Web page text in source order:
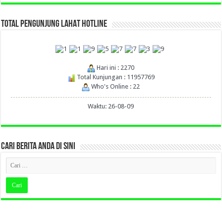
TOTAL PENGUNJUNG LAHAT HOTLINE
Hari ini : 2270
Total Kunjungan : 11957769
Who's Online : 22
Waktu: 26-08-09
CARI BERITA ANDA DI SINI